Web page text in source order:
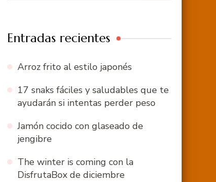
Entradas recientes
Arroz frito al estilo japonés
17 snaks fáciles y saludables que te
ayudarán si intentas perder peso
Jamón cocido con glaseado de
jengibre
The winter is coming con la
DisfrutaBox de diciembre